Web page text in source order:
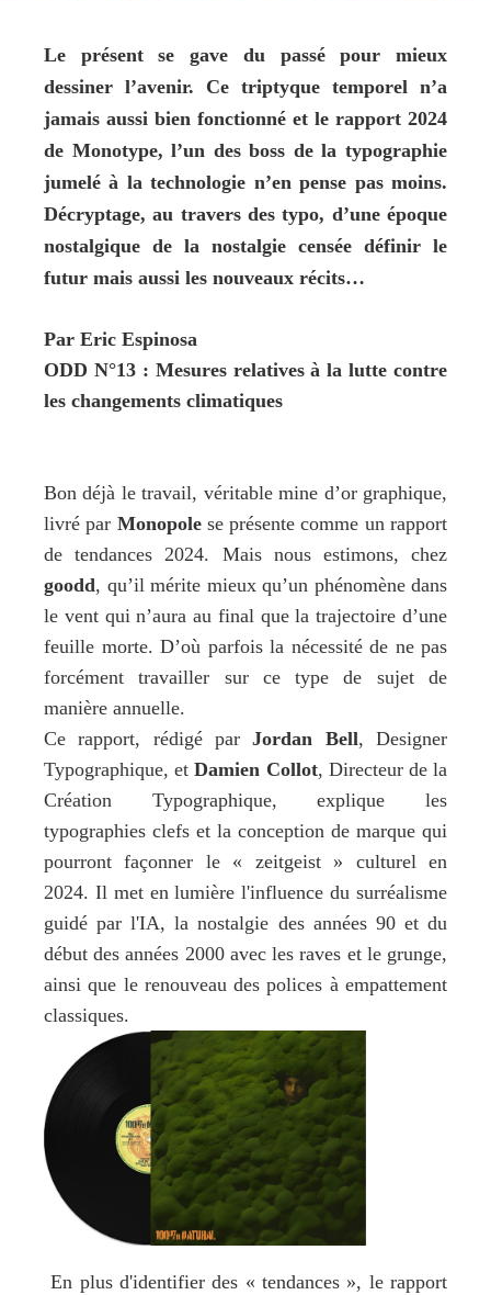
Le présent se gave du passé pour mieux
dessiner l’avenir. Ce triptyque temporel n’a
jamais aussi bien fonctionné et le rapport 2024
de Monotype, l’un des boss de la typographie
jumelé à la technologie n’en pense pas moins.
Décryptage, au travers des typo, d’une époque
nostalgique de la nostalgie censée définir le
futur mais aussi les nouveaux récits…
Par Eric Espinosa
ODD N°13 : Mesures relatives à la lutte contre
les changements climatiques
Bon déjà le travail, véritable mine d’or graphique,
livré par Monopole se présente comme un rapport
goodd, qu’il mérite mieux qu’un phénomène dans
le vent qui n’aura au final que la trajectoire d’une
feuille morte. D’où parfois la nécessité de ne pas
forcément travailler sur ce type de sujet de
manière annuelle.
Ce rapport, rédigé par Jordan Bell, Designer
Typographique, et Damien Collot, Directeur de la
Création Typographique, explique les
typographies clefs et la conception de marque qui
pourront façonner le « zeitgeist » culturel en
2024. Il met en lumière l'influence du surréalisme
guidé par l'IA, la nostalgie des années 90 et du
début des années 2000 avec les raves et le grunge,
ainsi que le renouveau des polices à empattement
classiques.
En plus d'identifier des « tendances », le rapport